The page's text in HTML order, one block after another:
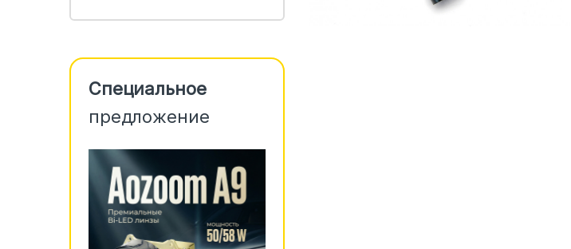
Специальное
предложение